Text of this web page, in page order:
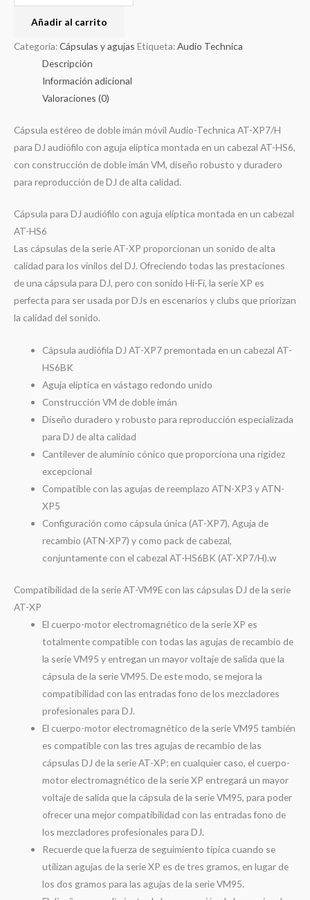
Añadir al carrito
Categoría:Cápsulas y agujas Etiqueta:Audio Technica
Descripción
Información adicional
Valoraciones (0)
Cápsula estéreo de doble imán móvil Audio-Technica AT-XP7/H
para DJ audiófilo con aguja elíptica montada en un cabezal AT-HS6,
con construcción de doble imán VM, diseño robusto y duradero
para reproducción de DJ de alta calidad.
Cápsula para DJ audiófilo con aguja elíptica montada en un cabezal
AT-HS6
Las cápsulas de la serie AT-XP proporcionan un sonido de alta
calidad para los vinilos del DJ. Ofreciendo todas las prestaciones
de una cápsula para DJ, pero con sonido Hi-Fi, la serie XP es
perfecta para ser usada por DJs en escenarios y clubs que priorizan
la calidad del sonido.
Cápsula audiófila DJ AT-XP7 premontada en un cabezal AT-
HS6BK
Aguja elíptica en vástago redondo unido
Construcción VM de doble imán
Diseño duradero y robusto para reproducción especializada
para DJ de alta calidad
Cantilever de aluminio cónico que proporciona una rigidez
excepcional
Compatible con las agujas de reemplazo ATN-XP3 y ATN-
XP5
Configuración como cápsula única (AT-XP7), Aguja de
recambio (ATN-XP7) y como pack de cabezal,
conjuntamente con el cabezal AT-HS6BK (AT-XP7/H).w
Compatibilidad de la serie AT-VM9E con las cápsulas DJ de la serie
AT-XP
El cuerpo-motor electromagnético de la serie XP es
totalmente compatible con todas las agujas de recambio de
la serie VM95 y entregan un mayor voltaje de salida que la
cápsula de la serie VM95. De este modo, se mejora la
compatibilidad con las entradas fono de los mezcladores
profesionales para DJ.
El cuerpo-motor electromagnético de la serie VM95 también
es compatible con las tres agujas de recambio de las
cápsulas DJ de la serie AT-XP; en cualquier caso, el cuerpo-
motor electromagnético de la serie XP entregará un mayor
voltaje de salida que la cápsula de la serie VM95, para poder
ofrecer una mejor compatibilidad con las entradas fono de
los mezcladores profesionales para DJ.
Recuerde que la fuerza de seguimiento típica cuando se
utilizan agujas de la serie XP es de tres gramos, en lugar de
los dos gramos para las agujas de la serie VM95.